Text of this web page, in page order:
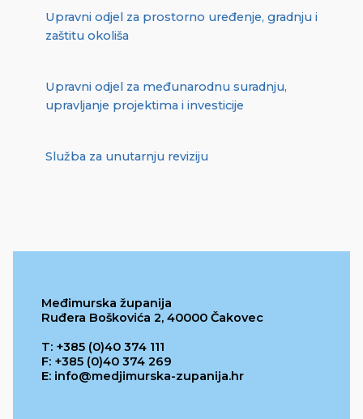
Upravni odjel za prostorno uređenje, gradnju i
zaštitu okoliša
Upravni odjel za međunarodnu suradnju,
upravljanje projektima i investicije
Služba za unutarnju reviziju
Međimurska županija
Ruđera Boškovića 2, 40000 Čakovec
T: +385 (0)40 374 111
F: +385 (0)40 374 269
E: info@medjimurska-zupanija.hr